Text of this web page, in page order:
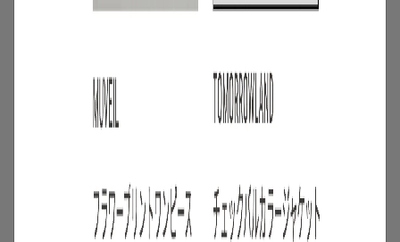
キャンペーン
【夏限定】短く借りて、たくさん楽し
む。短期レンタルキャンペーン開催